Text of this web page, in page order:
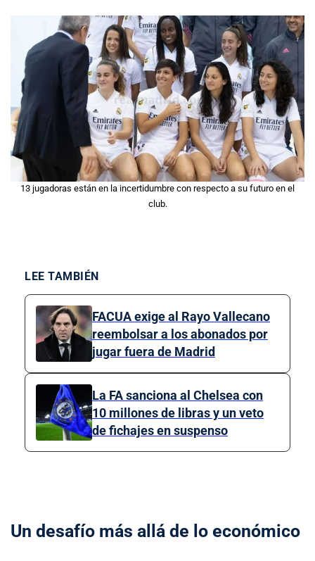
13 jugadoras están en la incertidumbre con respecto a su futuro en el
club.
LEE TAMBIÉN
FACUA exige al Rayo Vallecano
reembolsar a los abonados por
jugar fuera de Madrid
La FA sanciona al Chelsea con
10 millones de libras y un veto
de fichajes en suspenso
Un desafío más allá de lo económico